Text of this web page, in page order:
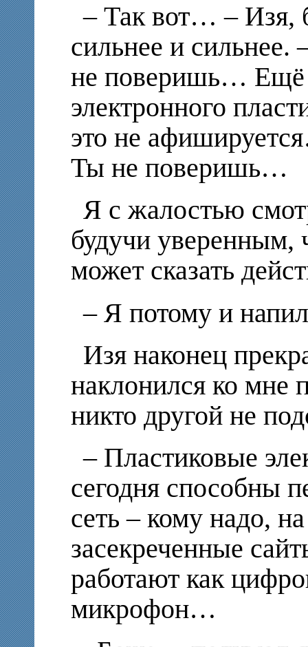
– Так вот… – Изя,
сильнее и
не поверишь… Ещё
электронного
это не
Ты не поверишь…
Я с жалостью
будучи уверенным,
может сказать
– Я потому и
Изя наконец
наклонился ко мне
никто другой не
– Пластиковые
сегодня способны
сеть – кому надо,
засекреченные
работают как
микрофон…